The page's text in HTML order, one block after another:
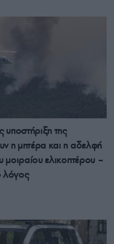
της
η μητέρα και η αδελφή
μοιραίου ελικοπτέρου –
λόγος